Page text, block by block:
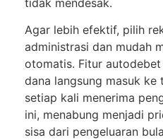
Agar lebih efektif, pilih
administrasi dan mudah
otomatis. Fitur
dana langsung masuk ke
setiap kali menerima
ini, menabung menjadi
sisa dari pengeluaran